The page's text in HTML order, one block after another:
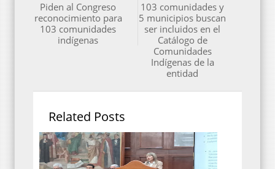
103 comunidades y
5 municipios buscan
ser incluidos en el
Catálogo de
Comunidades
Indígenas de la
entidad
Piden al Congreso
reconocimiento para
103 comunidades
indígenas
Related Posts